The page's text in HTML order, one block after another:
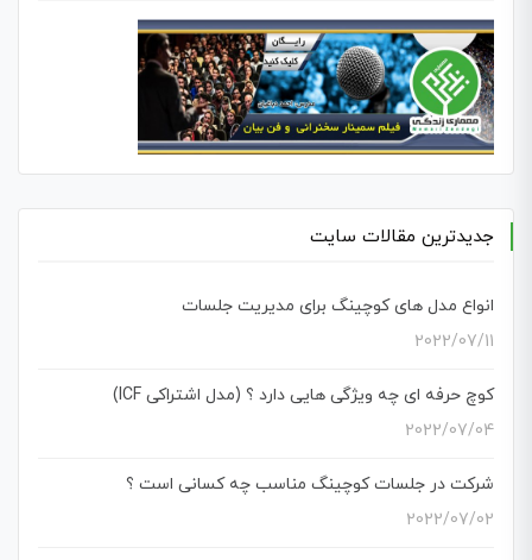
جدیدترین مقالات سایت
انواع مدل های کوچینگ برای مدیریت جلسات
2022/07/11
کوچ حرفه ای چه ویژگی هایی دارد ؟ (مدل اشتراکی ICF)
2022/07/04
شرکت در جلسات کوچینگ مناسب چه کسانی است ؟
2022/07/02